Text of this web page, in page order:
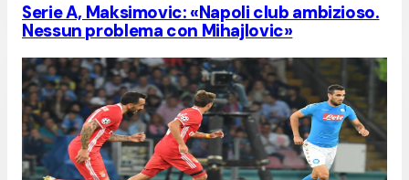
Serie A, Maksimovic: «Napoli club ambizioso.
Nessun problema con Mihajlovic»